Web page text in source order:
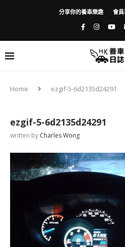
分享你的養車樂趣 會
Home ezgif-5-6d2135d24291
ezgif-5-6d2135d24291
written by Charles Wong